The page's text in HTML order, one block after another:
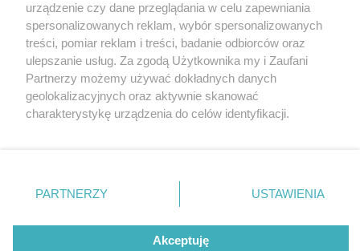
4 / 0
Nie zapomnij
zapoznać się z:
polityką prywatności
Twojemiasto
Piekary Śląskie
Chorzów
Tarnowskie Góry
Gliwice
Skontakuj sięz nami
Kontakt
Redakcja
Newsletter
urządzenie czy dane przeglądania w celu zapewniania
spersonalizowanych reklam, wybór spersonalizowanych
treści, pomiar reklam i treści, badanie odbiorców oraz
ulepszanie usług. Za zgodą Użytkownika my i Zaufani
Partnerzy możemy używać dokładnych danych
geolokalizacyjnych oraz aktywnie skanować
charakterystykę urządzenia do celów identyfikacji.
zmienić/wycofać klikając przycisk ustawień prywatności
znajdujący się w lewym dolnym rogu strony
rodzaje przetwarzania danych nie wymagają zgody
użytkownika, ale masz prawo sprzeciwić się takiemu
PARTNERZY USTAWIENIA
Akceptuję